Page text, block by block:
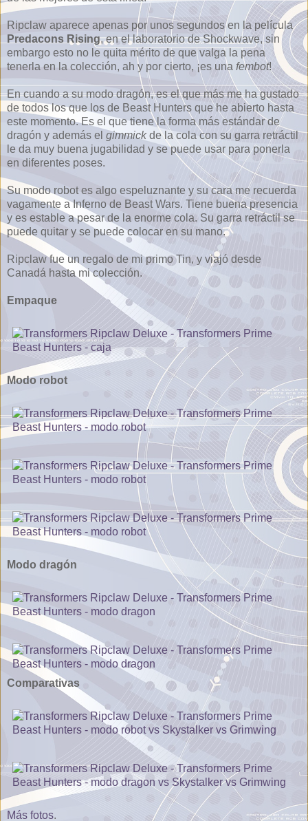
Ripclaw aparece apenas por unos segundos en la película
Predacons Rising, en el laboratorio de Shockwave, sin
embargo esto no le quita mérito de que valga la pena
tenerla en la colección, ah y por cierto, ¡es una fembot!
En cuando a su modo dragón, es el que más me ha gustado
de todos los que los de Beast Hunters que he abierto hasta
este momento. Es el que tiene la forma más estándar de
dragón y además el gimmickde la cola con su garra retráctil
le da muy buena jugabilidad y se puede usar para ponerla
en diferentes poses.
Su modo robot es algo espeluznante y su cara me recuerda
vagamente a Inferno de Beast Wars. Tiene buena presencia
y es estable a pesar de la enorme cola. Su garra retráctil se
puede quitar y se puede colocar en su mano.
Ripclaw fue un regalo de mi primo Tin, y viajó desde
Canadá hasta mi colección.
Empaque
Modo robot
Modo dragón
Comparativas
Más fotos.